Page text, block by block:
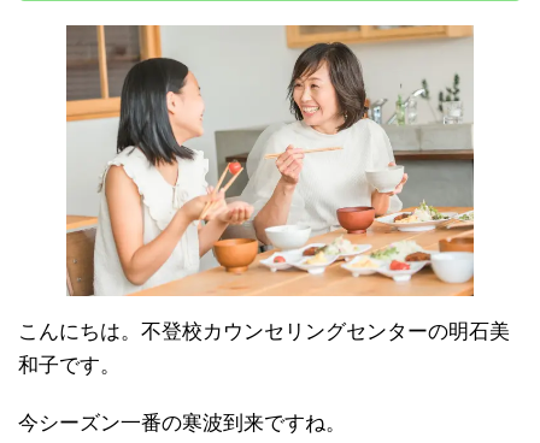
こんにちは。不登校カウンセリングセンターの明石美
和子です。
今シーズン一番の寒波到来ですね。